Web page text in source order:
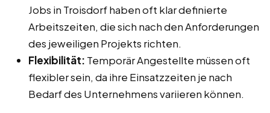
Jobs in Troisdorf haben oft klar definierte
Arbeitszeiten, die sich nach den Anforderungen
des jeweiligen Projekts richten.
Flexibilität: Temporär Angestellte müssen oft
flexibler sein, da ihre Einsatzzeiten je nach
Bedarf des Unternehmens variieren können.